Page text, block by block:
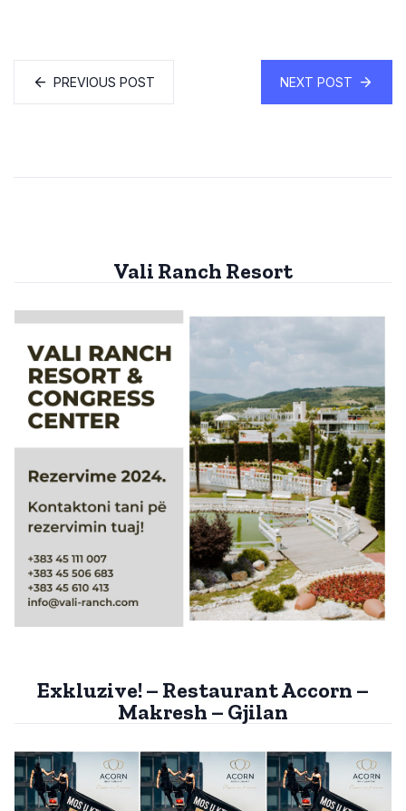
PREVIOUS POST NEXT POST
Vali Ranch Resort
Exkluzive! – Restaurant Accorn –
Makresh – Gjilan